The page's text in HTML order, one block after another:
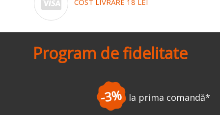
Program de fidelitate
la prima comandă *